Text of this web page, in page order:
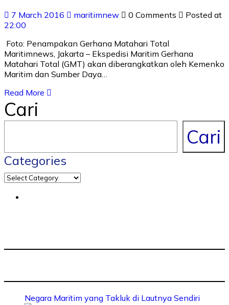
7 March 2016 maritimnew 0 Comments
Posted at
22:00
Foto: Penampakan Gerhana Matahari Total
Maritimnews, Jakarta – Ekspedisi Maritim Gerhana
Matahari Total (GMT) akan diberangkatkan oleh Kemenko
Maritim dan Sumber Daya…
Read More
Cari
Cari
Categories
Negara Maritim yang Takluk di Lautnya Sendiri